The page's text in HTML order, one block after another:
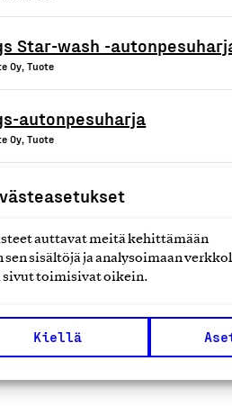
auttavat meitä kehittämään
sisältöjä ja analysoimaan
sivut toimisivat oikein.
Kiellä
Star-wash -
Oy, Tuote
autonpesuharja
Oy, Tuote